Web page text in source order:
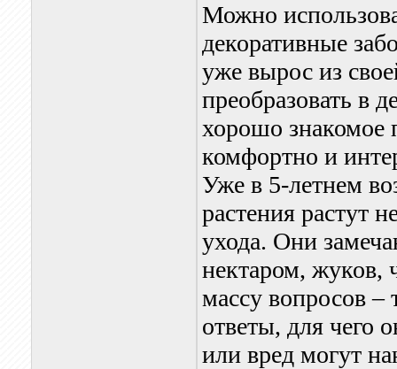
Можно
декоративные
уже вырос из
преобразовать в
хорошо знакомое
комфортно и
Уже в 5-летнем
растения растут
ухода. Они
нектаром, жуков,
массу вопросов –
ответы, для чего
или вред могут